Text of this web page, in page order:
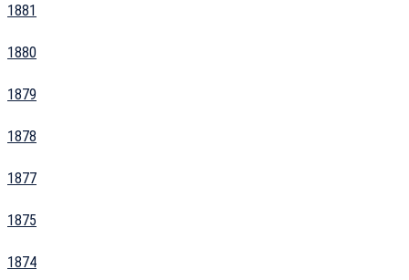
1881
1880
1879
1878
1877
1875
1874